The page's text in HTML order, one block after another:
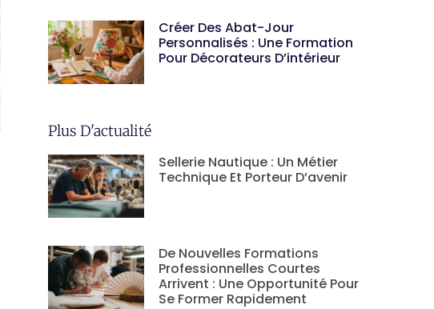
Créer Des Abat-Jour
Personnalisés : Une Formation
Pour Décorateurs D’intérieur
Plus D'actualité
Sellerie Nautique : Un Métier
Technique Et Porteur D’avenir
De Nouvelles Formations
Professionnelles Courtes
Arrivent : Une Opportunité Pour
Se Former Rapidement